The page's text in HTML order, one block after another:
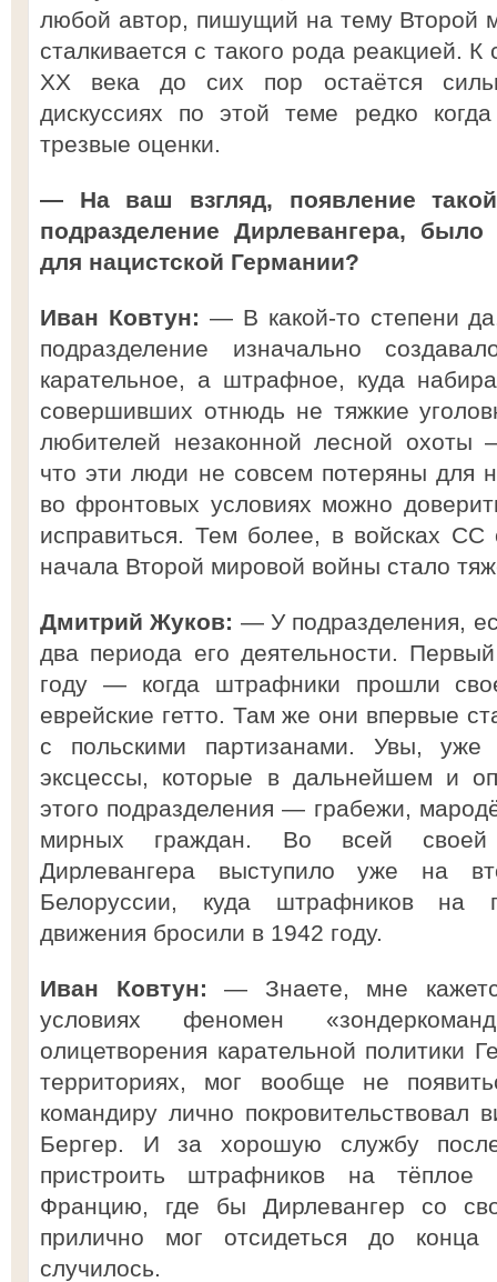
любой автор, пишущий на тему Второй
сталкивается с такого рода реакцией.
XX века до сих пор остаётся
дискуссиях по этой теме редко
трезвые оценки.
— На ваш взгляд, появление такой
подразделение Дирлевангера,
для нацистской Германии?
Иван Ковтун: — В какой-то степени
подразделение изначально
карательное, а штрафное, куда
совершивших отнюдь не тяжкие
любителей незаконной лесной охоты
что эти люди не совсем потеряны для
во фронтовых условиях можно
исправиться. Тем более, в войсках
начала Второй мировой войны стало
Дмитрий Жуков: — У подразделения,
два периода его деятельности.
году — когда штрафники прошли
еврейские гетто. Там же они впервые
с польскими партизанами. Увы, уже
эксцессы, которые в дальнейшем и
этого подразделения — грабежи,
мирных граждан. Во всей своей
Дирлевангера выступило уже на
Белоруссии, куда штрафников на
движения бросили в 1942 году.
Иван Ковтун: — Знаете, мне
условиях феномен
олицетворения карательной политики
территориях, мог вообще не
командиру лично покровительствовал
Бергер. И за хорошую службу
пристроить штрафников на тёплое
Францию, где бы Дирлевангер со
прилично мог отсидеться до
случилось.